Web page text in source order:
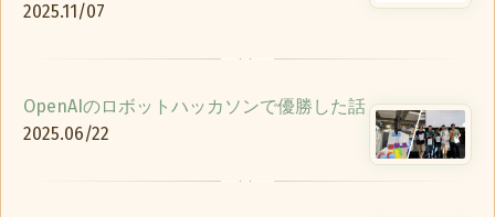
2025.11/07
OpenAIのロボットハッカソンで優勝した話
2025.06/22